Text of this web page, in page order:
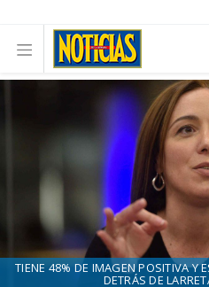
TIENE 48% DE IMAGEN POSITIVA Y
DETRÁS DE